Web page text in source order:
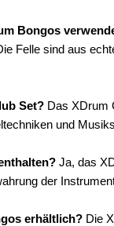
Bongos
Felle sind aus
Set? Das XDrum
und
Ja, das
der
erhältlich? Die